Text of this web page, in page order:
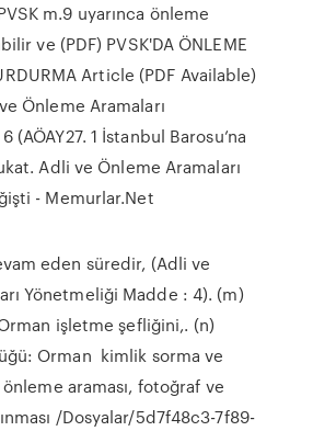
m.9 uyarınca önleme
ve (PDF) PVSK'DA ÖNLEME
Article (PDF Available)
Önleme Aramaları
(AÖAY27. 1 İstanbul Barosu’na
Adli ve Önleme Aramaları
- Memurlar.Net
eden süredir, (Adli ve
Yönetmeliği Madde : 4). (m)
işletme şefliğini,. (n)
Orman kimlik sorma ve
araması, fotoğraf ve
/Dosyalar/5d7f48c3-7f89-